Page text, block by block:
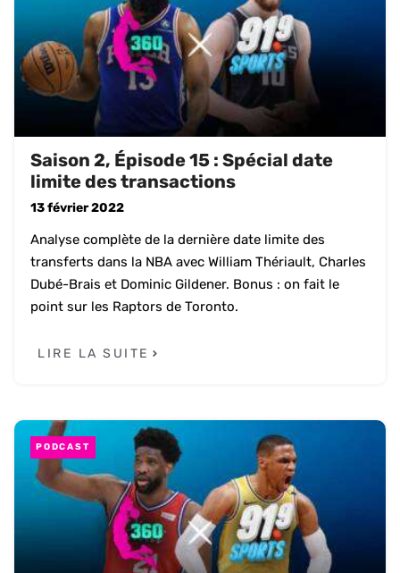
Saison 2, Épisode 15 : Spécial date
limite des transactions
13 février 2022
Analyse complète de la dernière date limite des
transferts dans la NBA avec William Thériault, Charles
Dubé-Brais et Dominic Gildener. Bonus : on fait le
point sur les Raptors de Toronto.
LIRE LA SUITE
PODCAST